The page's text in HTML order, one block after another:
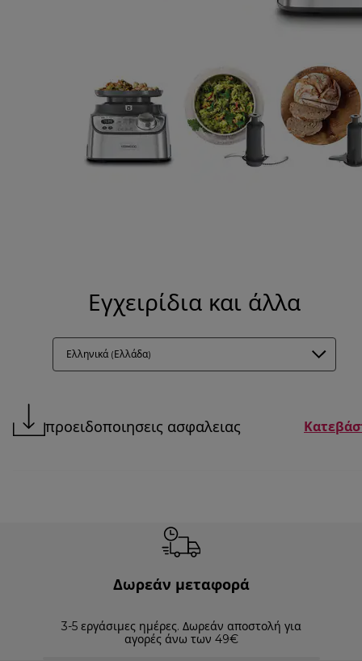
Εγχειρίδια και άλλα
Ελληνικά (Ελλάδα)
προειδοποιησεις ασφαλειας
Δωρεάν μεταφορά
3-5 εργάσιμες ημέρες. Δωρεάν αποστολή για
αγορές άνω των 49€